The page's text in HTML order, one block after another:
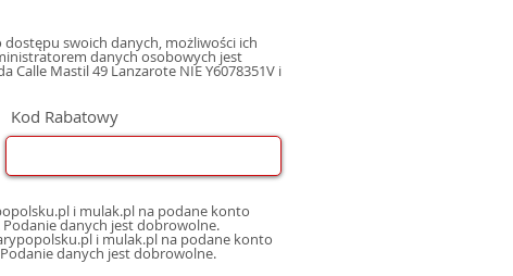
swoich danych, możliwości ich
danych osobowych jest
Calle Mastil 49 Lanzarote NIE Y6078351V i
Kod Rabatowy
i mulak.pl na podane konto
poczty elektronicznej, oraz sms, mms na podany numer telefonu, a także na inne konta poczty elektronicznej. Podanie danych jest dobrowolne.
i mulak.pl na podane konto
danych jest dobrowolne.